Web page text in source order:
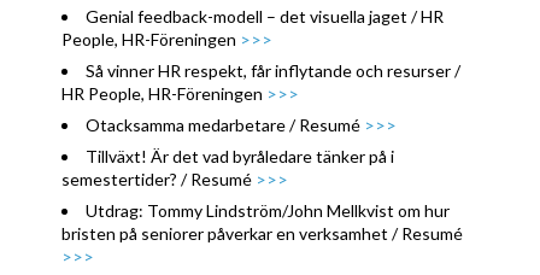
Genial feedback-modell – det visuella jaget / HR
People, HR-Föreningen >>>
Så vinner HR respekt, får inflytande och resurser /
HR People, HR-Föreningen >>>
Otacksamma medarbetare / Resumé >>>
Tillväxt! Är det vad byråledare tänker på i
semestertider? / Resumé >>>
Utdrag: Tommy Lindström/John Mellkvist om hur
bristen på seniorer påverkar en verksamhet / Resumé
>>>